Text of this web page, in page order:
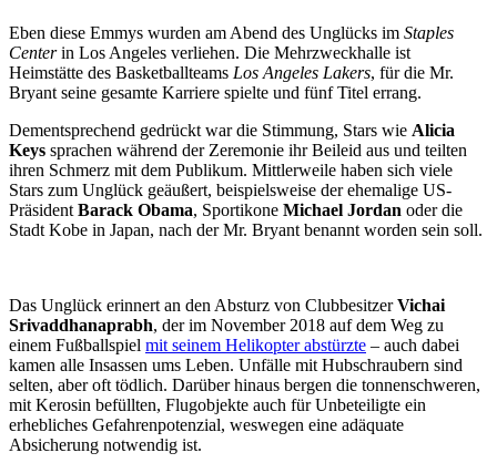
Eben diese Emmys wurden am Abend des Unglücks im Staples
Centerin Los Angeles verliehen. Die Mehrzweckhalle ist
Heimstätte des Basketballteams Los Angeles Lakers, für die Mr.
Bryant seine gesamte Karriere spielte und fünf Titel errang.
Dementsprechend gedrückt war die Stimmung, Stars wie Alicia
Keys sprachen während der Zeremonie ihr Beileid aus und teilten
ihren Schmerz mit dem Publikum. Mittlerweile haben sich viele
Stars zum Unglück geäußert, beispielsweise der ehemalige US-
Präsident Barack Obama, Sportikone Michael Jordan oder die
Stadt Kobe in Japan, nach der Mr. Bryant benannt worden sein soll.
Das Unglück erinnert an den Absturz von ClubbesitzerVichai
Srivaddhanaprabh, der im November 2018 auf dem Weg zu
einem Fußballspiel mit seinem Helikopter abstürzte – auch dabei
kamen alle Insassen ums Leben. Unfälle mit Hubschraubern sind
selten, aber oft tödlich. Darüber hinaus bergen die tonnenschweren,
mit Kerosin befüllten, Flugobjekte auch für Unbeteiligte ein
erhebliches Gefahrenpotenzial, weswegen eine adäquate
Absicherung notwendig ist.